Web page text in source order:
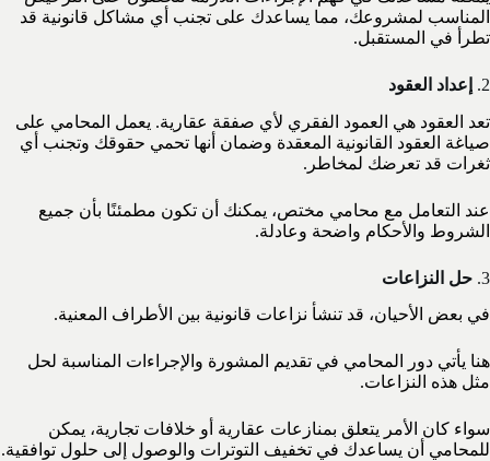
المناسب لمشروعك، مما يساعدك على تجنب أي مشاكل قانونية قد
تطرأ في المستقبل.
2.
إعداد العقود
تعد العقود هي العمود الفقري لأي صفقة عقارية. يعمل المحامي على
صياغة العقود القانونية المعقدة وضمان أنها تحمي حقوقك وتجنب أي
ثغرات قد تعرضك لمخاطر.
عند التعامل مع محامي مختص، يمكنك أن تكون مطمئنًا بأن جميع
الشروط والأحكام واضحة وعادلة.
3. حل النزاعات
في بعض الأحيان، قد تنشأ نزاعات قانونية بين الأطراف المعنية.
هنا يأتي دور المحامي في تقديم المشورة والإجراءات المناسبة لحل
مثل هذه النزاعات.
سواء كان الأمر يتعلق بمنازعات عقارية أو خلافات تجارية، يمكن
للمحامي أن يساعدك في تخفيف التوترات والوصول إلى حلول توافقية.